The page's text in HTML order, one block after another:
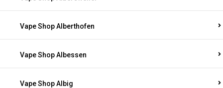
Vape Shop Alberthofen
Vape Shop Albessen
Vape Shop Albig